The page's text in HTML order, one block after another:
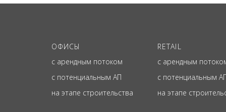
ОФИСЫ
с арендным потоком
с потенциальным АП
на этапе строительства
RETAIL
с арендным
с потенциальным
на этапе